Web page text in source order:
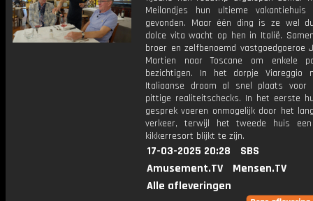
Meilandjes hun ultieme
gevonden. Maar één ding is ze wel
dolce vita wacht op hen in Italië.
broer en zelfbenoemd vastgoedgoeroe
Martien naar Toscane om enkele
bezichtigen. In het dorpje Viareggio
Italiaanse droom al snel plaats voor
pittige realiteitschecks. In het eerste
gesprek voeren onmogelijk door het
verkeer, terwijl het tweede huis een
kikkerresort blijkt te zijn.
17-03-2025 20:28
SBS
Amusement.TV
Mensen.TV
Alle afleveringen